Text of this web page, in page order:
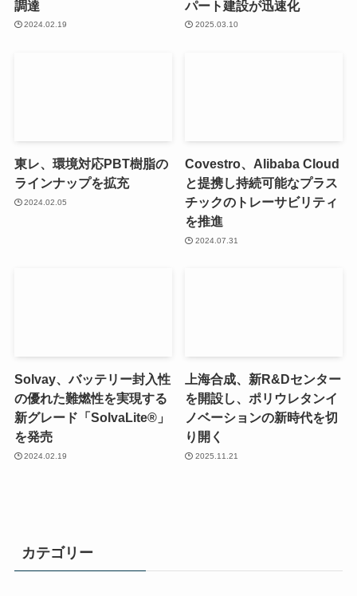
調達
2024.02.19
パート建設が迅速化
2025.03.10
東レ、環境対応PBT樹脂の
ラインナップを拡充
2024.02.05
Covestro、Alibaba Cloud
と提携し持続可能なプラス
チックのトレーサビリティ
を推進
2024.07.31
Solvay、バッテリー封入性
の優れた難燃性を実現する
新グレード「SolvaLite®」
を発売
2024.02.19
上海合成、新R&Dセンター
を開設し、ポリウレタンイ
ノベーションの新時代を切
り開く
2025.11.21
カテゴリー